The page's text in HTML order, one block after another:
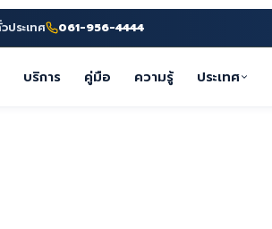
ประเทศ 061-956-4444
บริการ คู่มือ ความรู้ ประเทศ